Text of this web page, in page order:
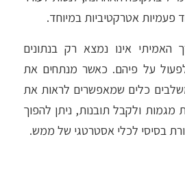
פעמיות אטרקטיביות במיוחד.
אינו נמצא רק בנתונים
על פיהם. כאשר מנתחים את
כלים שמאפשרים לראות את
ולקבל תובנות, ניתן להפוך
בסיסי לכלי אסטרטגי של ממש.